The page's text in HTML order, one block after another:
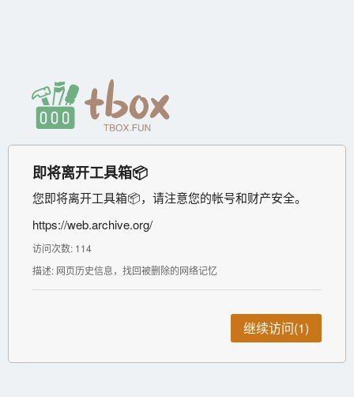
即将离开工具箱📦
您即将离开工具箱📦，请注意您的帐号和财产安全。
https://web.archive.org/
访问次数: 114
描述: 网页历史信息，找回被删除的网络记忆
继续访问(1)